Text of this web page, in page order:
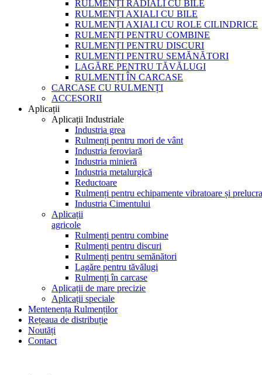
RULMENȚI RADIALI CU BILE
RULMENȚI AXIALI CU BILE
RULMENȚI AXIALI CU ROLE CILINDRICE
RULMENȚI PENTRU COMBINE
RULMENȚI PENTRU DISCURI
RULMENȚI PENTRU SEMĂNĂTORI
LAGĂRE PENTRU TĂVĂLUGI
RULMENȚI ÎN CARCASE
CARCASE CU RULMENȚI
ACCESORII
Aplicații
Aplicații Industriale
Industria grea
Rulmenți pentru mori de vânt
Industria feroviară
Industria minieră
Industria metalurgică
Reductoare
Rulmenți pentru echipamente vibratoare și
Industria Cimentului
Aplicații
agricole
Rulmenți pentru combine
Rulmenți pentru discuri
Rulmenți pentru semănători
Lagăre pentru tăvălugi
Rulmenți în carcase
Aplicații de mare precizie
Aplicații speciale
Mentenența Rulmenților
Rețeaua de distribuție
Noutăți
Contact